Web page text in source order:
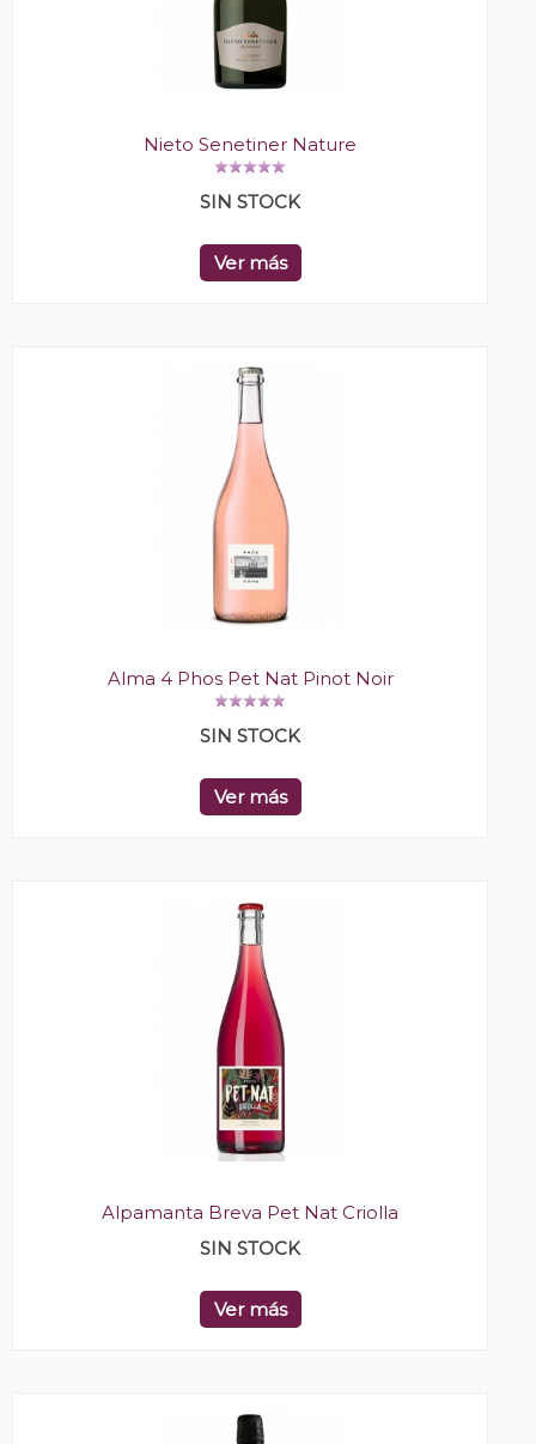
Nieto Senetiner Nature
SIN STOCK
Ver más
Alma 4 Phos Pet Nat Pinot Noir
SIN STOCK
Ver más
Alpamanta Breva Pet Nat Criolla
SIN STOCK
Ver más